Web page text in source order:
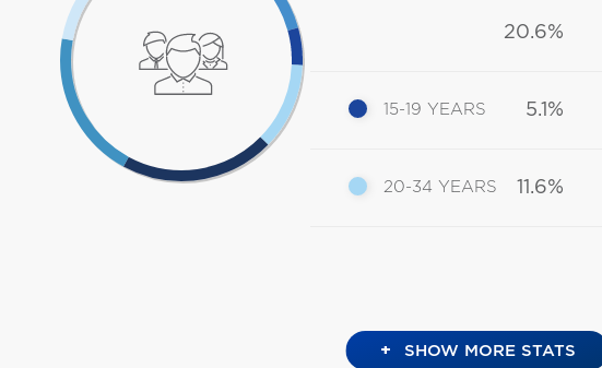
20.6%
15-19 YEARS 5.1%
20-34 YEARS 11.6%
+ SHOW MORE STATS